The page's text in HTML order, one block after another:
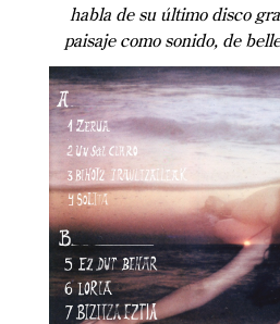
habla de su último disco
paisaje como sonido, de